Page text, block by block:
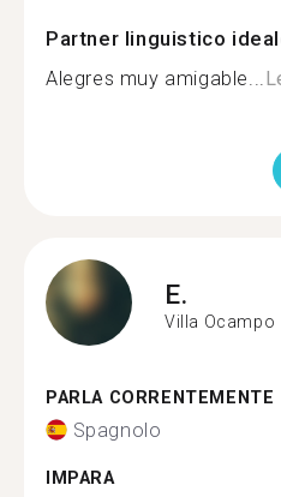
Partner linguistico
Alegres muy amigable...
E.
Villa Ocampo
PARLA CORRENTEMENTE
Spagnolo
IMPARA